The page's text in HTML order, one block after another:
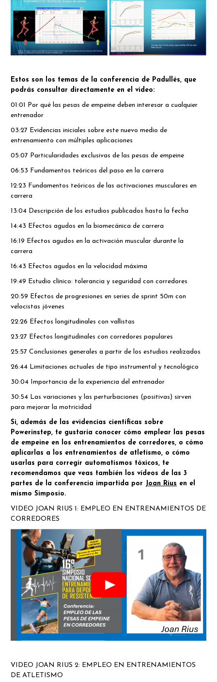
Estos son los temas de la conferencia de Padullés, que
podrás consultar directamente en el video:
01:01 Por qué las pesas de empeine deben interesar a cualquier
entrenador
03:27 Evidencias iniciales sobre este nuevo medio de
entrenamiento con múltiples aplicaciones
05:07 Particularidades exclusivas de las pesas de empeine
06:53 Fundamentos teóricos del paso en la carrera
12:23 Fundamentos teóricos de las activaciones musculares en
carrera
13:04 Descripción de los estudios publicados hasta la fecha
14:43 Efectos agudos en la biomecánica de carrera
16:19 Efectos agudos en la activación muscular durante la
carrera
16:43 Efectos agudos en la velocidad máxima
19:49 Estudio clínico: tolerancia y seguridad con corredores
20:59 Efectos de progresiones en series de sprint 50m con
velocistas jóvenes
22:26 Efectos longitudinales con vallistas
23:27 Efectos longitudinales con corredores populares
25:57 Conclusiones generales a partir de los estudios realizados
26:44 Limitaciones actuales de tipo instrumental y tecnológico
30:04 Importancia de la experiencia del entrenador
30:54 Las variaciones y las perturbaciones (positivas) sirven
para mejorar la motricidad
Si, además de las evidencias científicas sobre
Powerinstep, te gustaría conocer cómo emplear las pesas
de empeine en los entrenamientos de corredores, o cómo
aplicarlas a los entrenamientos de atletismo, o cómo
usarlas para corregir automatismos tóxicos, te
recomendamos que veas también los vídeos de las 3
partes de la conferencia impartida por Joan Rius en el
mismo Simposio.
VIDEO JOAN RIUS 1: EMPLEO EN ENTRENAMIENTOS DE
CORREDORES
VIDEO JOAN RIUS 2: EMPLEO EN ENTRENAMIENTOS
DE ATLETISMO